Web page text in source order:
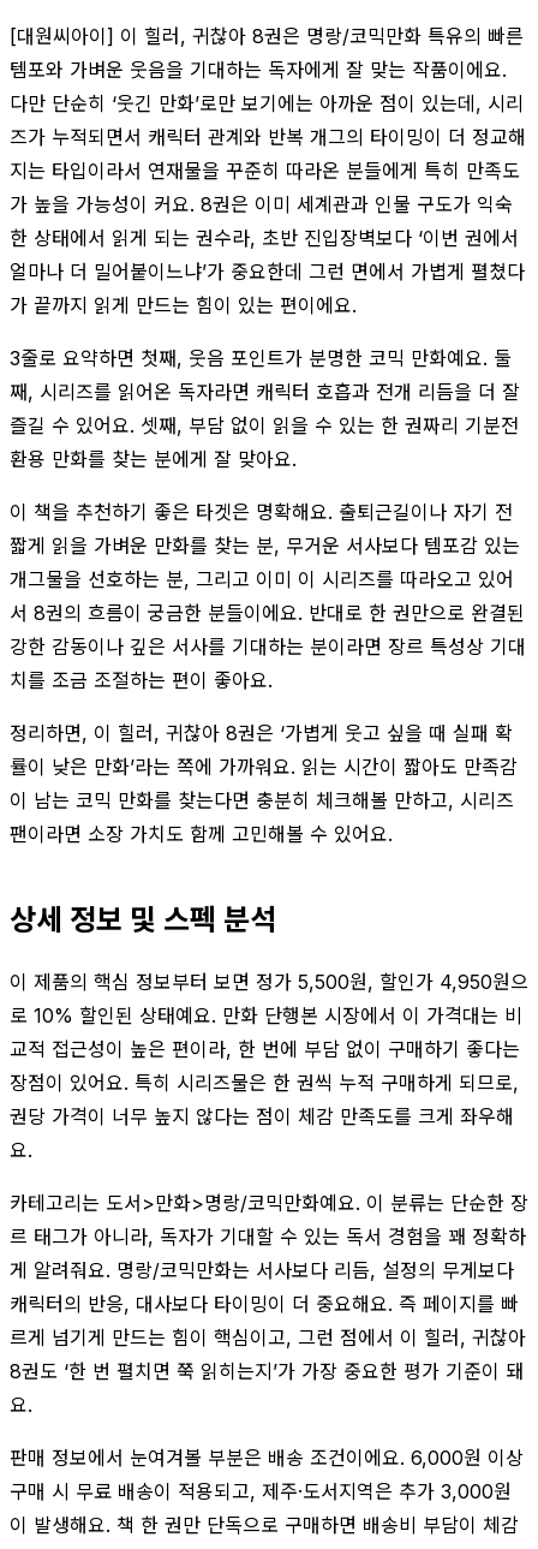
[대원씨아이] 이 힐러, 귀찮아 8권은 명랑/코믹만화 특유의 빠른
템포와 가벼운 웃음을 기대하는 독자에게 잘 맞는 작품이에요.
다만 단순히 ‘웃긴 만화’로만 보기에는 아까운 점이 있는데, 시리
즈가 누적되면서 캐릭터 관계와 반복 개그의 타이밍이 더 정교해
지는 타입이라서 연재물을 꾸준히 따라온 분들에게 특히 만족도
가 높을 가능성이 커요. 8권은 이미 세계관과 인물 구도가 익숙
한 상태에서 읽게 되는 권수라, 초반 진입장벽보다 ‘이번 권에서
얼마나 더 밀어붙이느냐’가 중요한데 그런 면에서 가볍게 펼쳤다
가 끝까지 읽게 만드는 힘이 있는 편이에요.
3줄로 요약하면 첫째, 웃음 포인트가 분명한 코믹 만화예요. 둘
째, 시리즈를 읽어온 독자라면 캐릭터 호흡과 전개 리듬을 더 잘
즐길 수 있어요. 셋째, 부담 없이 읽을 수 있는 한 권짜리 기분전
환용 만화를 찾는 분에게 잘 맞아요.
이 책을 추천하기 좋은 타겟은 명확해요. 출퇴근길이나 자기 전
짧게 읽을 가벼운 만화를 찾는 분, 무거운 서사보다 템포감 있는
개그물을 선호하는 분, 그리고 이미 이 시리즈를 따라오고 있어
서 8권의 흐름이 궁금한 분들이에요. 반대로 한 권만으로 완결된
강한 감동이나 깊은 서사를 기대하는 분이라면 장르 특성상 기대
치를 조금 조절하는 편이 좋아요.
정리하면, 이 힐러, 귀찮아 8권은 ‘가볍게 웃고 싶을 때 실패 확
률이 낮은 만화’라는 쪽에 가까워요. 읽는 시간이 짧아도 만족감
이 남는 코믹 만화를 찾는다면 충분히 체크해볼 만하고, 시리즈
팬이라면 소장 가치도 함께 고민해볼 수 있어요.
상세 정보 및 스펙 분석
이 제품의 핵심 정보부터 보면 정가 5,500원, 할인가 4,950원으
로 10% 할인된 상태예요. 만화 단행본 시장에서 이 가격대는 비
교적 접근성이 높은 편이라, 한 번에 부담 없이 구매하기 좋다는
장점이 있어요. 특히 시리즈물은 한 권씩 누적 구매하게 되므로,
권당 가격이 너무 높지 않다는 점이 체감 만족도를 크게 좌우해
요.
카테고리는 도서>만화>명랑/코믹만화예요. 이 분류는 단순한 장
르 태그가 아니라, 독자가 기대할 수 있는 독서 경험을 꽤 정확하
게 알려줘요. 명랑/코믹만화는 서사보다 리듬, 설정의 무게보다
캐릭터의 반응, 대사보다 타이밍이 더 중요해요. 즉 페이지를 빠
르게 넘기게 만드는 힘이 핵심이고, 그런 점에서 이 힐러, 귀찮아
8권도 ‘한 번 펼치면 쭉 읽히는지’가 가장 중요한 평가 기준이 돼
요.
판매 정보에서 눈여겨볼 부분은 배송 조건이에요. 6,000원 이상
구매 시 무료 배송이 적용되고, 제주·도서지역은 추가 3,000원
이 발생해요. 책 한 권만 단독으로 구매하면 배송비 부담이 체감